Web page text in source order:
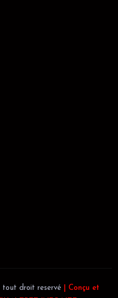
tout droit reservé
| Conçu et